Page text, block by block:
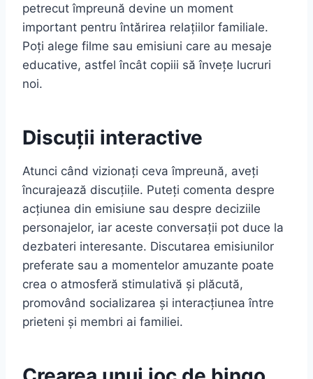
petrecut împreună devine un moment
important pentru întărirea relațiilor familiale.
Poți alege filme sau emisiuni care au mesaje
educative, astfel încât copiii să învețe lucruri
noi.
Discuții interactive
Atunci când vizionați ceva împreună, aveți
încurajează discuțiile. Puteți comenta despre
acțiunea din emisiune sau despre deciziile
personajelor, iar aceste conversații pot duce la
dezbateri interesante. Discutarea emisiunilor
preferate sau a momentelor amuzante poate
crea o atmosferă stimulativă și plăcută,
promovând socializarea și interacțiunea între
prieteni și membri ai familiei.